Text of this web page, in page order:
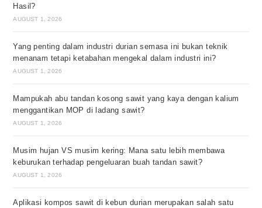
Hasil?
AUGUST 1, 2026
Yang penting dalam industri durian semasa ini bukan teknik
menanam tetapi ketabahan mengekal dalam industri ini?
AUGUST 1, 2026
Mampukah abu tandan kosong sawit yang kaya dengan kalium
menggantikan MOP di ladang sawit?
AUGUST 1, 2026
Musim hujan VS musim kering: Mana satu lebih membawa
keburukan terhadap pengeluaran buah tandan sawit?
AUGUST 1, 2026
Aplikasi kompos sawit di kebun durian merupakan salah satu